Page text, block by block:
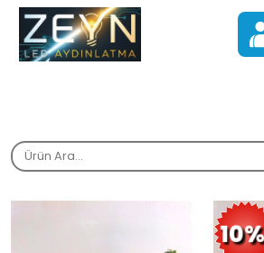
Alışveriş Sepeti
10%